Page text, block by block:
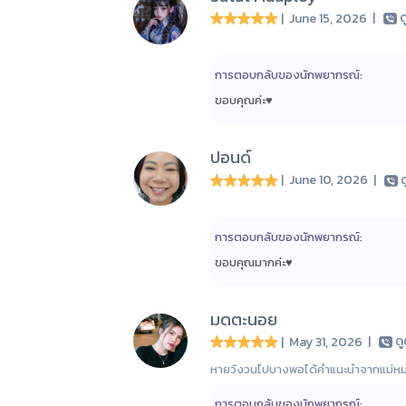
| June 15, 2026 |
การตอบกลับของนักพยากรณ์:
ขอบคุณค่ะ♥️
ปอนด์
| June 10, 2026 |
การตอบกลับของนักพยากรณ์:
ขอบคุณมากค่ะ♥️
มดตะนอย
| May 31, 2026 |
หายวังวนไปบางพอได้คำแนะนำจากแม่ห